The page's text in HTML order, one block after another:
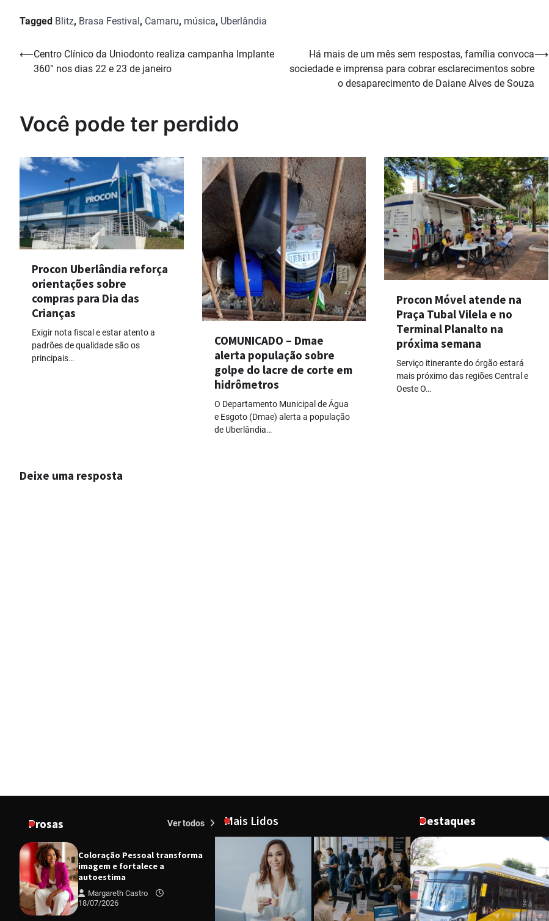
Tagged Blitz, Brasa Festival, Camaru, música, Uberlândia
Navegação
⟵Centro Clínico da Uniodonto realiza campanha Implante
360° nos dias 22 e 23 de janeiro
Há mais de um mês sem respostas, família convoca
sociedade e imprensa para cobrar esclarecimentos sobre
o desaparecimento de Daiane Alves de Souza
⟶
Você pode ter perdido
Procon Uberlândia reforça
orientações sobre
compras para Dia das
Crianças
Exigir nota fiscal e estar atento a
padrões de qualidade são os
principais…
COMUNICADO – Dmae
alerta população sobre
golpe do lacre de corte em
hidrômetros
O Departamento Municipal de Água
e Esgoto (Dmae) alerta a população
de Uberlândia…
Procon Móvel atende na
Praça Tubal Vilela e no
Terminal Planalto na
próxima semana
Serviço itinerante do órgão estará
mais próximo das regiões Central e
Oeste O…
Deixe uma resposta
Prosas Ver todos
Coloração Pessoal transforma
imagem e fortalece a
autoestima
Margareth Castro
18/07/2026
Mais Lidos Destaques